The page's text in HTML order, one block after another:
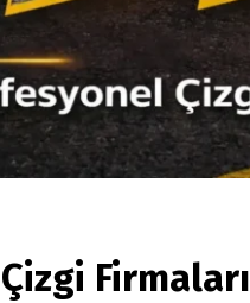
Firmaları